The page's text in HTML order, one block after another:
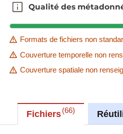
d’assurance pension
Qualité des métadonnées
Qualité des
Formats de fichiers non
Couverture temporelle non
Couverture spatiale non
Fichiers 66